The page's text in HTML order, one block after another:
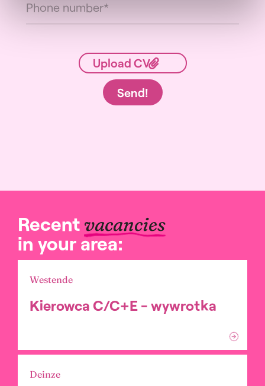
Send!
Recent vacancies
in your area:
Westende
Kierowca C/C+E - wywrotka
Deinze